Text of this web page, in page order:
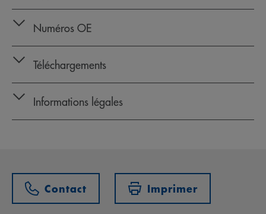
Numéros OE
Téléchargements
Informations légales
Contact Imprimer